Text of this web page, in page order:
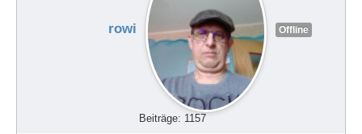
rowi Offline
Beiträge: 1157